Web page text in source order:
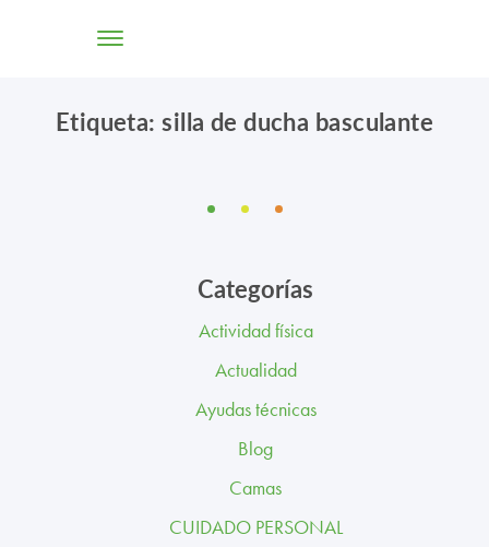
TIENDA ONLINE
CENTROS
PROFESIONALES
BLOG
Etiqueta: silla de ducha basculante
Categorías
Actividad física
Actualidad
Ayudas técnicas
Blog
Camas
CUIDADO PERSONAL